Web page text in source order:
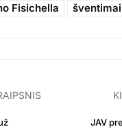
Fisichella šventimai
JAV